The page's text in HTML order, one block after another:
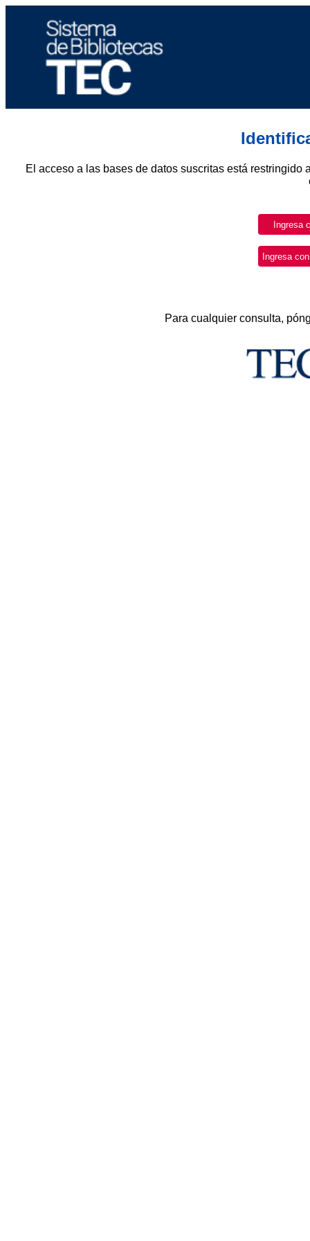
El acceso a las bases de datos suscritas está
Para cualquier consulta,